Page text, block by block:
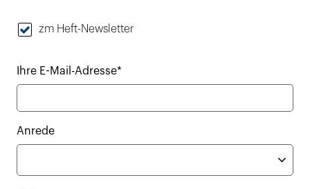
zm Heft-Newsletter
Ihre E-Mail-Adresse*
Anrede